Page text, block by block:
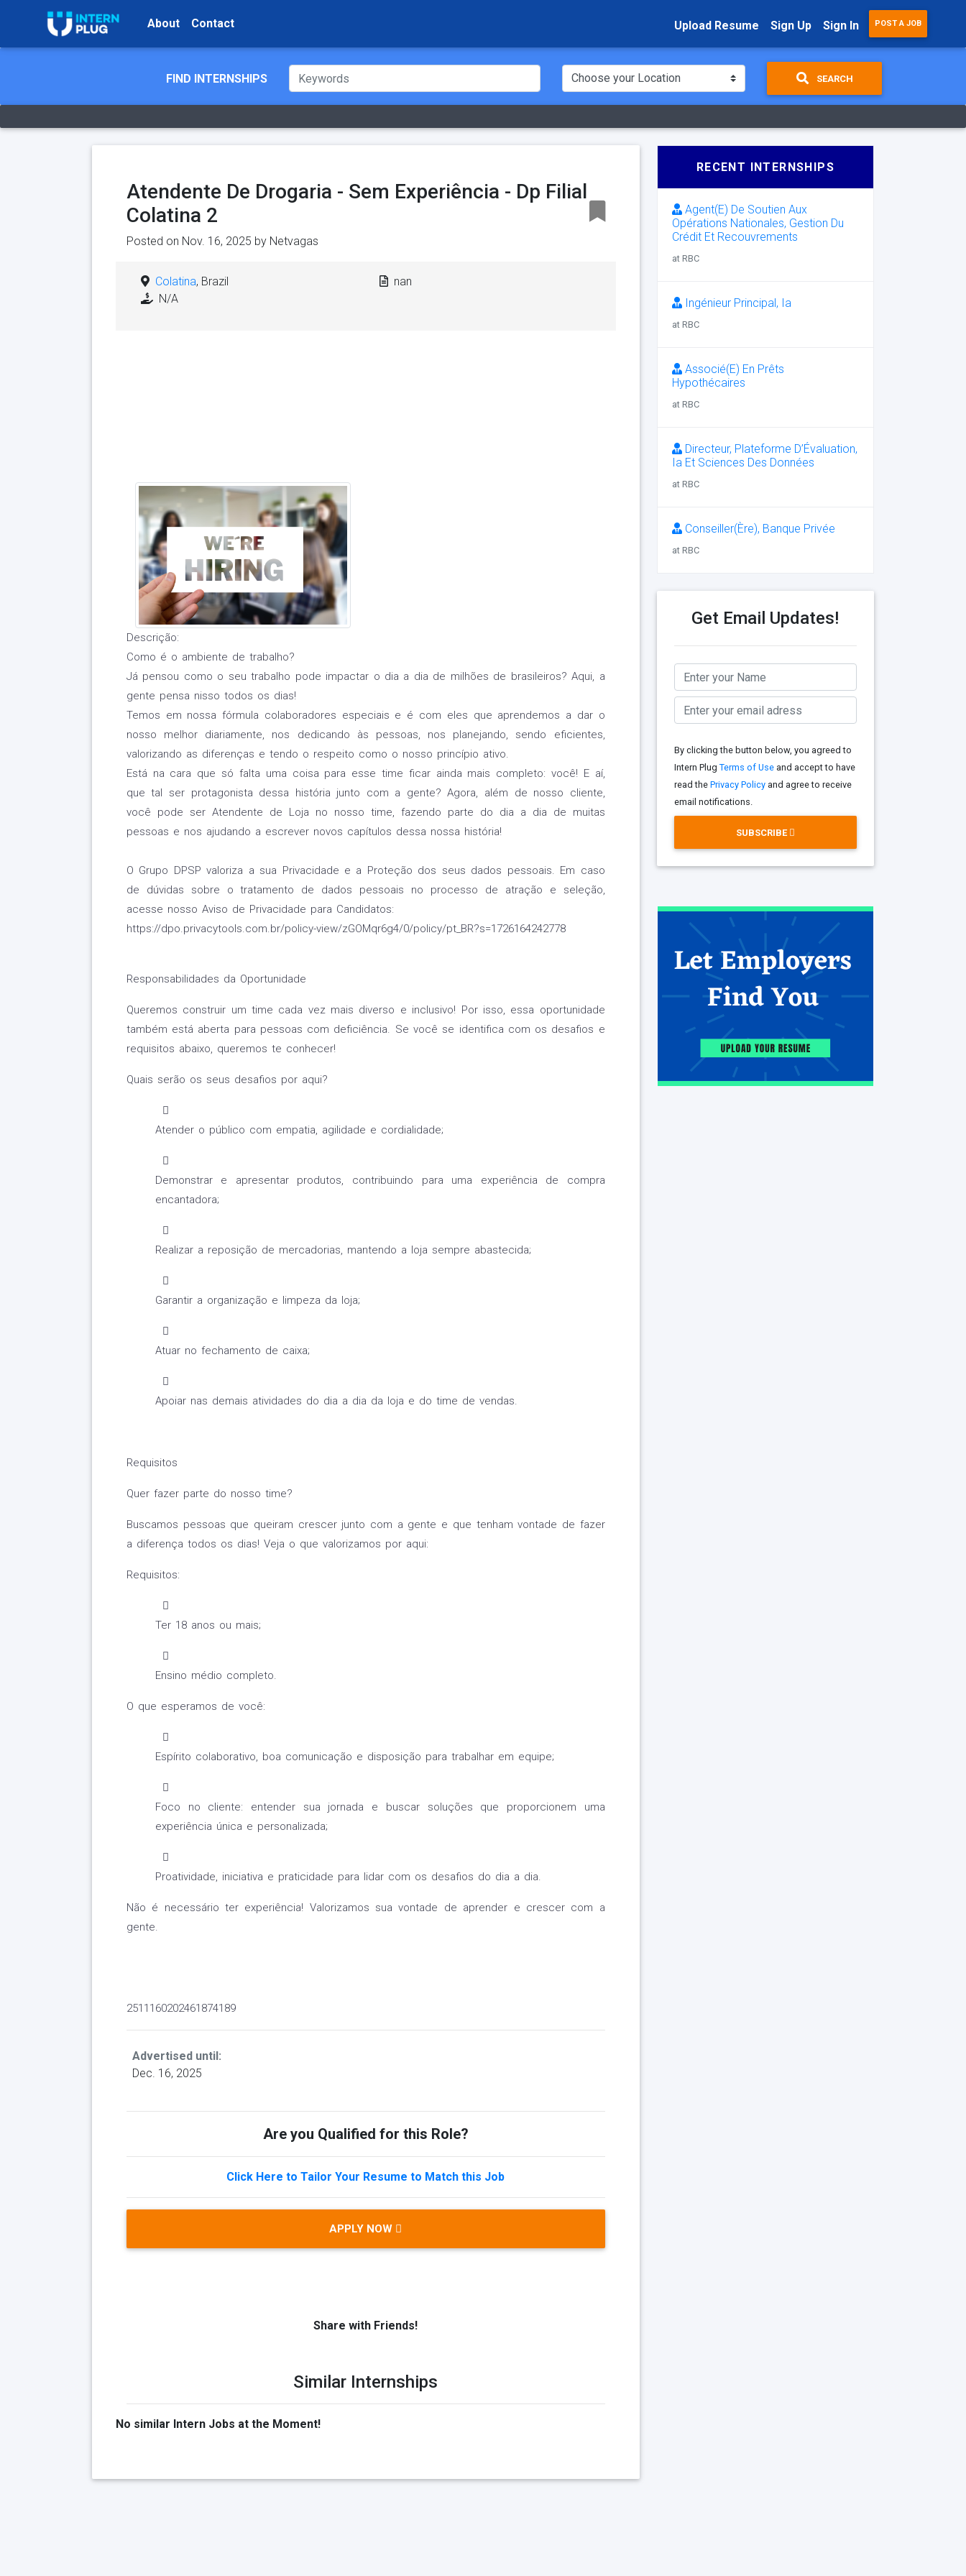
About Contact Upload Resume Sign Up Sign In POST A JOB
FIND INTERNSHIPS SEARCH
Atendente De Drogaria - Sem Experiência - Dp Filial
Colatina 2
Posted on Nov. 16, 2025 by Netvagas
Colatina, Brazil
N/A
nan
Descrição:
Como é o ambiente de trabalho?
Já pensou como o seu trabalho pode impactar o dia a dia de milhões de brasileiros? Aqui, a
gente pensa nisso todos os dias!
Temos em nossa fórmula colaboradores especiais e é com eles que aprendemos a dar o
nosso melhor diariamente, nos dedicando às pessoas, nos planejando, sendo eficientes,
valorizando as diferenças e tendo o respeito como o nosso princípio ativo.
Está na cara que só falta uma coisa para esse time ficar ainda mais completo: você! E aí,
que tal ser protagonista dessa história junto com a gente? Agora, além de nosso cliente,
você pode ser Atendente de Loja no nosso time, fazendo parte do dia a dia de muitas
pessoas e nos ajudando a escrever novos capítulos dessa nossa história!
O Grupo DPSP valoriza a sua Privacidade e a Proteção dos seus dados pessoais. Em caso
de dúvidas sobre o tratamento de dados pessoais no processo de atração e seleção,
acesse nosso Aviso de Privacidade para Candidatos:
https://dpo.privacytools.com.br/policy-view/zGOMqr6g4/0/policy/pt_BR?s=1726164242778
Responsabilidades da Oportunidade
Queremos construir um time cada vez mais diverso e inclusivo! Por isso, essa oportunidade
também está aberta para pessoas com deficiência. Se você se identifica com os desafios e
requisitos abaixo, queremos te conhecer!
Quais serão os seus desafios por aqui?
Atender o público com empatia, agilidade e cordialidade;
Demonstrar e apresentar produtos, contribuindo para uma experiência de compra
encantadora;
Realizar a reposição de mercadorias, mantendo a loja sempre abastecida;
Garantir a organização e limpeza da loja;
Atuar no fechamento de caixa;
Apoiar nas demais atividades do dia a dia da loja e do time de vendas.
Requisitos
Quer fazer parte do nosso time?
Buscamos pessoas que queiram crescer junto com a gente e que tenham vontade de fazer
a diferença todos os dias! Veja o que valorizamos por aqui:
Requisitos:
Ter 18 anos ou mais;
Ensino médio completo.
O que esperamos de você:
Espírito colaborativo, boa comunicação e disposição para trabalhar em equipe;
Foco no cliente: entender sua jornada e buscar soluções que proporcionem uma
experiência única e personalizada;
Proatividade, iniciativa e praticidade para lidar com os desafios do dia a dia.
Não é necessário ter experiência! Valorizamos sua vontade de aprender e crescer com a
gente.
2511160202461874189
Advertised until:
Dec. 16, 2025
Are you Qualified for this Role?
Click Here to Tailor Your Resume to Match this Job
APPLY NOW
Share with Friends!
Similar Internships
No similar Intern Jobs at the Moment!
RECENT INTERNSHIPS
Agent(E) De Soutien Aux
Opérations Nationales, Gestion Du
Crédit Et Recouvrements
at RBC
Ingénieur Principal, Ia
at RBC
Associé(E) En Prêts
Hypothécaires
at RBC
Directeur, Plateforme D’Évaluation,
Ia Et Sciences Des Données
at RBC
Conseiller(Ère), Banque Privée
at RBC
Get Email Updates!
By clicking the button below, you agreed to
Intern Plug Terms of Useand accept to have
read the Privacy Policyand agree to receive
email notifications.
SUBSCRIBE